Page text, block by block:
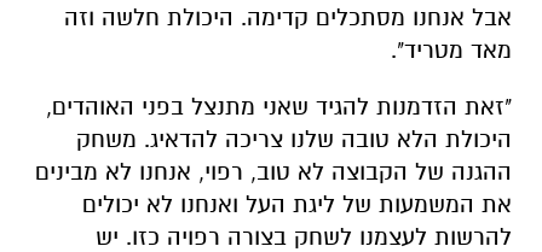
אבל אנחנו מסתכלים קדימה. היכולת חלשה וזה
מאד מטריד".
"זאת הזדמנות להגיד שאני מתנצל בפני האוהדים,
היכולת הלא טובה שלנו צריכה להדאיג. משחק
ההגנה של הקבוצה לא טוב, רפוי, אנחנו לא מבינים
את המשמעות של ליגת העל ואנחנו לא יכולים
להרשות לעצמנו לשחק בצורה רפויה כזו. יש